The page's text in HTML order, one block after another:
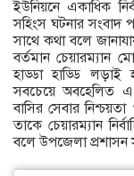
ইউনিয়নে একাধিক
সহিংস ঘটনার সংবাদ
সাথে কথা বলে
বর্তমান চেয়ারম্যান
হাড্ডা হাড্ডি
সবচেয়ে অবহেলিত এ
বাসির সেবার
তাকে চেয়ারম্যান
বলে উপজেলা প্রশাসন